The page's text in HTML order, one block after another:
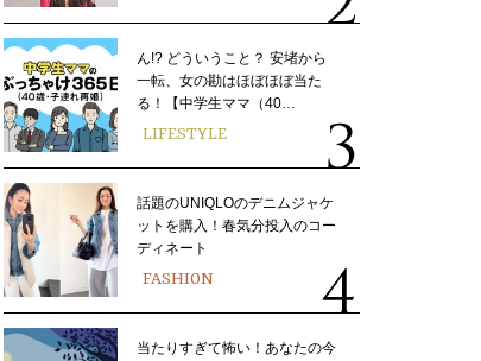
ん!? どういうこと？ 安堵から
一転、女の勘はほぼほぼ当た
る！【中学生ママ（40…
LIFESTYLE
話題のUNIQLOのデニムジャケ
ットを購入！春気分投入のコー
ディネート
FASHION
当たりすぎて怖い！あなたの今